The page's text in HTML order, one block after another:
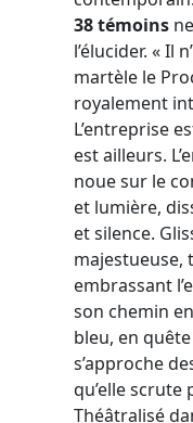
38 témoins
l’élucider. « Il
martèle le
royalement
L’entreprise
est ailleurs.
noue sur le
et lumière,
et silence.
majestueuse,
embrassant
son chemin
bleu, en
s’approche
qu’elle
Théâtralisé